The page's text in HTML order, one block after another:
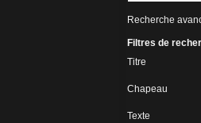
Recherche
Filtres de
Titre
Chapeau
Texte